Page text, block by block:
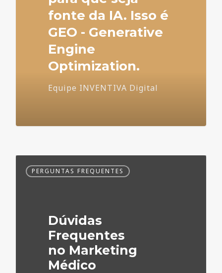
fonte da IA. Isso é
GEO - Generative
Engine
Optimization.
Equipe INVENTIVA Digital
Frequentes
PERGUNTAS FREQUENTES
Dúvidas
Frequentes
no Marketing
Médico